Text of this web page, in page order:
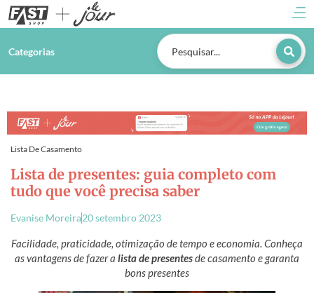
Categorias
Lista De Casamento
Lista de presentes: guia completo com
tudo que você precisa saber
Evanise Moreira20 setembro 2023
Facilidade, praticidade, otimização de tempo e economia. Conheça
as vantagens de fazer a lista de presentesde casamento e garanta
bons presentes